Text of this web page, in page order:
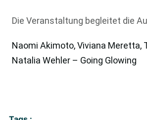
Die Veranstaltung begleitet die
Naomi Akimoto, Viviana Meretta,
Natalia Wehler – Going Glowing